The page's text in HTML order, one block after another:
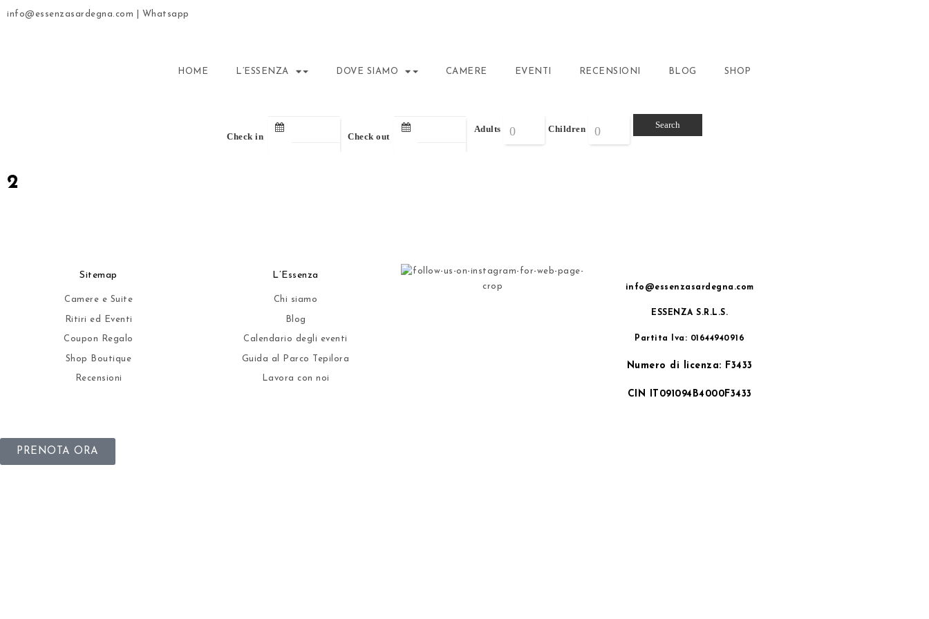
info@essenzasardegna.com Whatsapp
HOME L’ESSENZA DOVE SIAMO CAMERE EVENTI RECENSIONI BLOG SHOP
Check in Check out
Adults Children
2
Sitemap
Camere e Suite
Ritiri ed Eventi
Coupon Regalo
Shop Boutique
Recensioni
L’Essenza
Chi siamo
Blog
Calendario degli eventi
Guida al Parco Tepilora
Lavora con noi
info@essenzasardegna.com
ESSENZA S.R.L.S.
Partita Iva: 01644940916
Numero di licenza: F3433
CIN IT091094B4000F3433
PRENOTA ORA